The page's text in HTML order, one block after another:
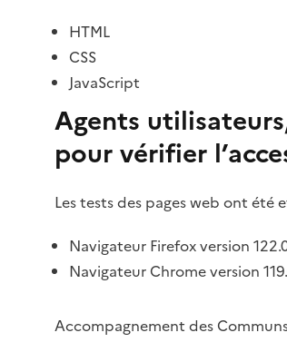
HTML
CSS
JavaScript
Agents
pour vérifier
Les tests des pages web ont été
Navigateur Firefox version
Navigateur Chrome version
Accompagnement des